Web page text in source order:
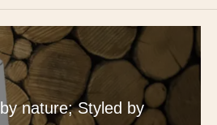
nature; Styled by